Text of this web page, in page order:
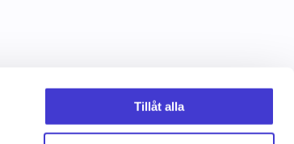
Tillåt alla